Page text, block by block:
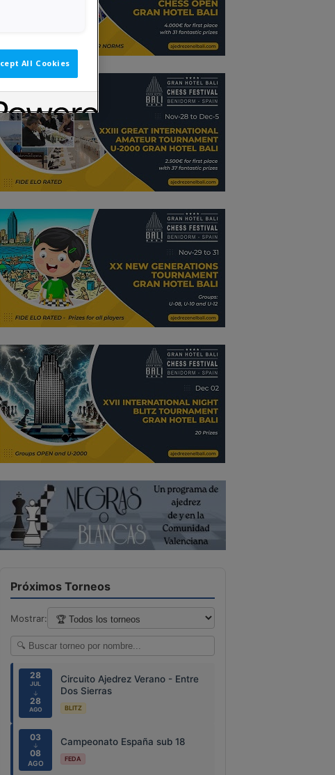
Próximos Torneos
Mostrar:
28
JUL
↓
28
AGO
Circuito Ajedrez Verano - Entre
Dos Sierras
BLITZ
03
↓
08
AGO
Campeonato España sub 18
FEDA
All Cookies